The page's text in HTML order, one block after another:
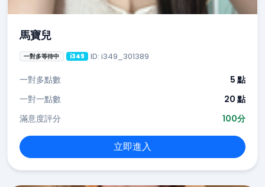
馬寶兒
一對多等待中 i349 ID: i349_301389
一對多點數
5 點
一對一點數
20 點
滿意度評分
100分
立即進入